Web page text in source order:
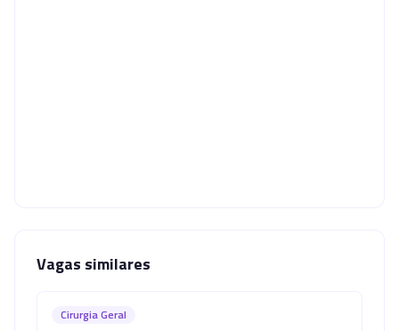
Vagas similares
Cirurgia Geral